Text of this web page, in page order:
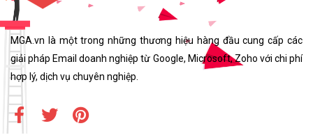
MGA.vn là một trong những thương hiệu hàng đầu cung cấp các
giải pháp Email doanh nghiệp từ Google, Microsoft, Zoho với chi phí
hợp lý, dịch vụ chuyên nghiệp.